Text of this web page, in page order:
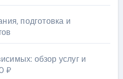
подготовка и
обзор услуг и
₽